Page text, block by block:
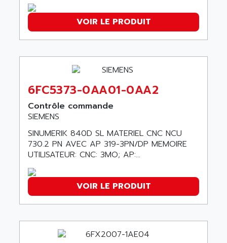
CD1-K
SBS
ABS
RPX
PB100
SMC35
SMC40
ALSTEF
ALSTHOM
ALSTHOM ATLANTIQUE
ALSTHOM PARVEX
ALTECH
ALTER
ALTIVAR
ALTRAC AG
ALTRONICS
ALTRONIX
ALUTRON
AMADA
AMAN
AMAREX
VOIR LE PRODUIT
6FC5373-0AA01-0AA2
Contrôle commande
SIEMENS
SINUMERIK 840D SL MATERIEL CNC NCU
730.2 PN AVEC AP 319-3PN/DP MEMOIRE
UTILISATEUR: CNC: 3MO; AP:...
VOIR LE PRODUIT